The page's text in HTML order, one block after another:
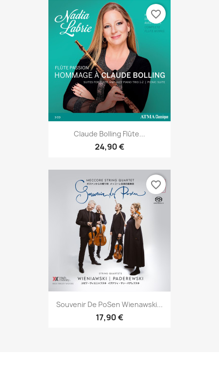
Claude Bolling Flûte...
24,90 €
favorite_border
Souvenir De PoSen Wienawski...
17,90 €
favorite_border